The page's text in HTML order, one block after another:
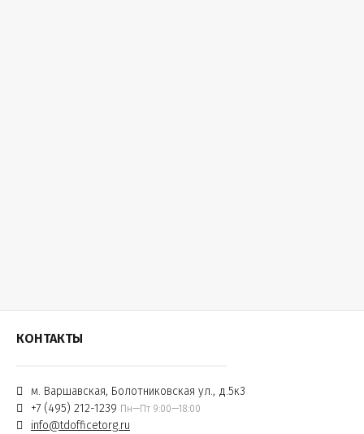
КОНТАКТЫ
м. Варшавская, Болотниковская ул., д.5к3
+7 (495) 212-1239 Пн—Пт 9:00—18:00
info@tdofficetorg.ru